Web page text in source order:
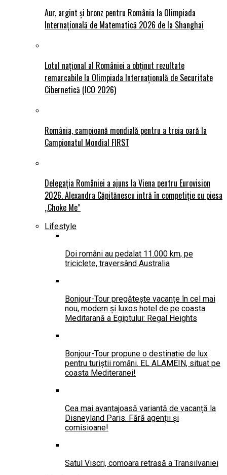
Aur, argint și bronz pentru România la Olimpiada
Internațională de Matematică 2026 de la Shanghai
Lotul național al României a obținut rezultate
remarcabile la Olimpiada Internațională de Securitate
Cibernetică (ICO 2026)
România, campioană mondială pentru a treia oară la
Campionatul Mondial FIRST
Delegația României a ajuns la Viena pentru Eurovision
2026. Alexandra Căpitănescu intră în competiție cu piesa
„Choke Me”
Lifestyle
Doi români au pedalat 11.000 km, pe
triciclete, traversând Australia
Bonjour-Tour pregătește vacanțe în cel mai
nou, modern și luxos hotel de pe coasta
Meditarană a Egiptului: Regal Heights
Bonjour-Tour propune o destinație de lux
pentru turiștii români. EL ALAMEIN, situat pe
coasta Mediteranei!
Cea mai avantajoasă variantă de vacanță la
Disneyland Paris. Fără agenții și
comisioane!
Satul Viscri, comoara retrasă a Transilvaniei